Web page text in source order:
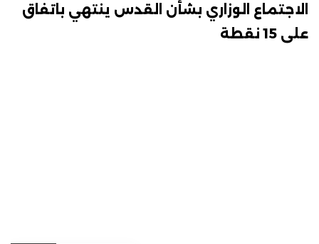
الاجتماع الوزاري بشأن القدس ينتهي باتفاق
على 15 نقطة